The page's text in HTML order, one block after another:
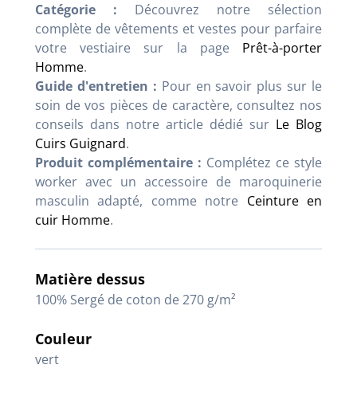
Catégorie : Découvrez notre sélection
complète de vêtements et vestes pour parfaire
votre vestiaire sur la page Prêt-à-porter
Homme.
Guide d'entretien : Pour en savoir plus sur le
soin de vos pièces de caractère, consultez nos
conseils dans notre article dédié sur Le Blog
Cuirs Guignard.
Produit complémentaire : Complétez ce style
worker avec un accessoire de maroquinerie
masculin adapté, comme notre Ceinture en
cuir Homme.
Matière dessus
100% Sergé de coton de 270 g/m²
Couleur
vert